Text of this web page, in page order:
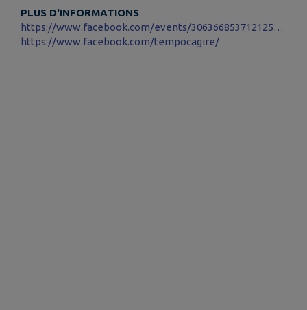
PLUS D'INFORMATIONS
https://www.facebook.com/events/3063668537121254/?acontext=%7B%22event_action_history%22%3A[%7B%22extra_data%22%3A%22%22%2C%22mechanism%22%3A%22attachment%22%2C%22surface%22%3A%22newsfeed%22%7D%2C%7B%22extra_data%22%3A%22%22%2C%22mechanism%22%3A%22surface%22%2C%22surface%22%3A%22permalink%22%7D%2C%7B%22extra_data%22%3A%22%22%2C%22mechanism%22%3A%22surface%22%2C%22surface%22%3A%22edit_dialog%22%7D]
https://www.facebook.com/tempocagire/